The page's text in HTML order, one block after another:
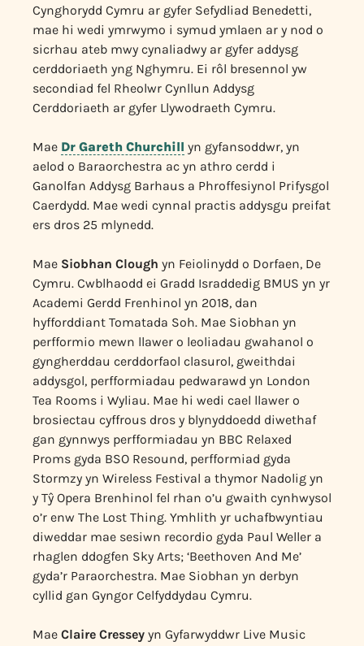
Cynghorydd Cymru ar gyfer Sefydliad Benedetti,
mae hi wedi ymrwymo i symud ymlaen ar y nod o
sicrhau ateb mwy cynaliadwy ar gyfer addysg
cerddoriaeth yng Nghymru. Ei rôl bresennol yw
secondiad fel Rheolwr Cynllun Addysg
Cerddoriaeth ar gyfer Llywodraeth Cymru.
Mae Dr Gareth Churchill yn gyfansoddwr, yn
aelod o Baraorchestra ac yn athro cerdd i
Ganolfan Addysg Barhaus a Phroffesiynol Prifysgol
Caerdydd. Mae wedi cynnal practis addysgu preifat
ers dros 25 mlynedd.
Mae Siobhan Clough yn Feiolinydd o Dorfaen, De
Cymru. Cwblhaodd ei Gradd Israddedig BMUS yn yr
Academi Gerdd Frenhinol yn 2018, dan
hyfforddiant Tomatada Soh. Mae Siobhan yn
perfformio mewn llawer o leoliadau gwahanol o
gyngherddau cerddorfaol clasurol, gweithdai
addysgol, perfformiadau pedwarawd yn London
Tea Rooms i Wyliau. Mae hi wedi cael llawer o
brosiectau cyffrous dros y blynyddoedd diwethaf
gan gynnwys perfformiadau yn BBC Relaxed
Proms gyda BSO Resound, perfformiad gyda
Stormzy yn Wireless Festival a thymor Nadolig yn
y Tŷ Opera Brenhinol fel rhan o’u gwaith cynhwysol
o’r enw The Lost Thing. Ymhlith yr uchafbwyntiau
diweddar mae sesiwn recordio gyda Paul Weller a
rhaglen ddogfen Sky Arts; ‘Beethoven And Me’
gyda’r Paraorchestra. Mae Siobhan yn derbyn
cyllid gan Gyngor Celfyddydau Cymru.
Mae Claire Cressey yn Gyfarwyddwr Live Music